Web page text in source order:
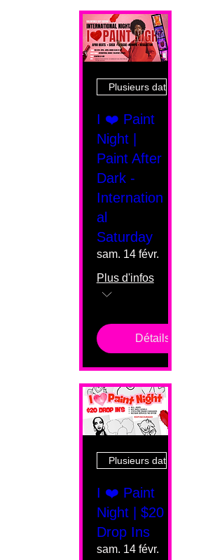
Plusieurs dates
I ❤️ Paint
Night |
Paint After
Dark -
Internation
al
Saturday
sam. 14 févr.
Plus d'infos
Détails
Plusieurs dates
I ❤️ Paint
Night | $20
Drop Ins
sam. 14 févr.